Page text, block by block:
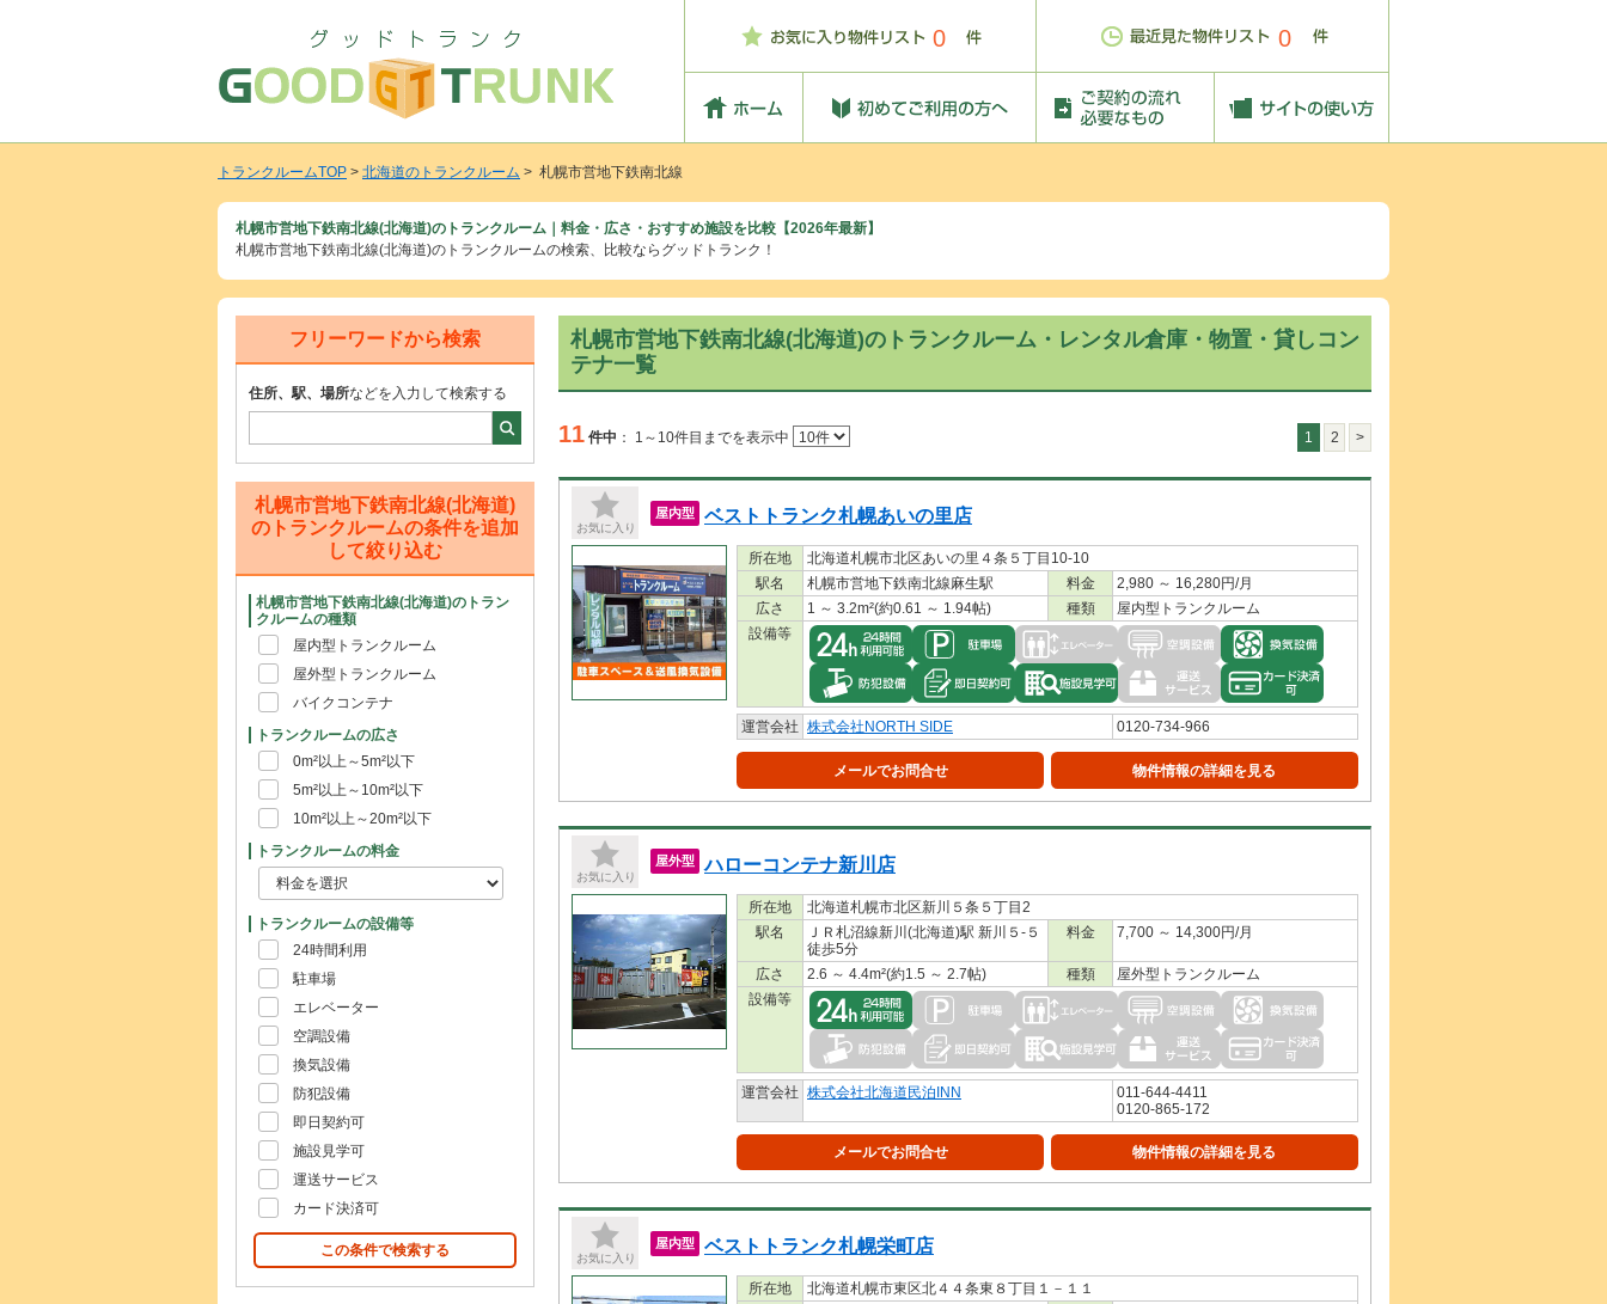
0 0
トランクルームTOP > 北海道のトランクルーム > 札幌市営地下鉄南北線
札幌市営地下鉄南北線(北海道)のトランクルーム｜料金・広さ・おすすめ施設を比較【2026年最新】
札幌市営地下鉄南北線(北海道)のトランクルームの検索、比較ならグッドトランク！
札幌市営地下鉄南北線(北海道)のトランクルーム・レンタル倉庫・物置・貸しコン
テナ一覧
11 件中 ： 1～10件目までを表示中 1 2 >
お気に入り
屋内型 ベストトランク札幌あいの里店
所在地
北海道札幌市北区あいの里４条５丁目10-10
駅名
札幌市営地下鉄南北線麻生駅 料金
2,980 ～ 16,280円/月
広さ
1 ～ 3.2m²(約0.61 ～ 1.94帖) 種類
屋内型トランクルーム
設備等
運営会社 株式会社NORTH SIDE 0120-734-966
メールでお問合せ 物件情報の詳細を見る
お気に入り
屋外型 ハローコンテナ新川店
所在地
北海道札幌市北区新川５条５丁目2
駅名
ＪＲ札沼線新川(北海道)駅 新川５-５
徒歩5分
料金 7,700 ～ 14,300円/月
広さ 2.6 ～ 4.4m²(約1.5 ～ 2.7帖) 種類
屋外型トランクルーム
設備等
運営会社 株式会社北海道民泊INN
011-644-4411
0120-865-172
メールでお問合せ 物件情報の詳細を見る
お気に入り
屋内型 ベストトランク札幌栄町店
所在地
北海道札幌市東区北４４条東８丁目１－１１
フリーワードから検索
住所、駅、場所などを入力して検索する
札幌市営地下鉄南北線(北海道)
のトランクルームの条件を追加
して絞り込む
札幌市営地下鉄南北線(北海道)のトラン
クルームの種類
屋内型トランクルーム
屋外型トランクルーム
バイクコンテナ
トランクルームの広さ
0m²以上～5m²以下
5m²以上～10m²以下
10m²以上～20m²以下
トランクルームの料金
トランクルームの設備等
24時間利用
駐車場
エレベーター
空調設備
換気設備
防犯設備
即日契約可
施設見学可
運送サービス
カード決済可
この条件で検索する